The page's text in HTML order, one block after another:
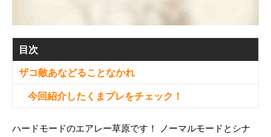
目次
ザコ敵あなどることなかれ
今回紹介したくまプレをチェック！
ハードモードのエアレー草原です！ ノーマルモードとシナ